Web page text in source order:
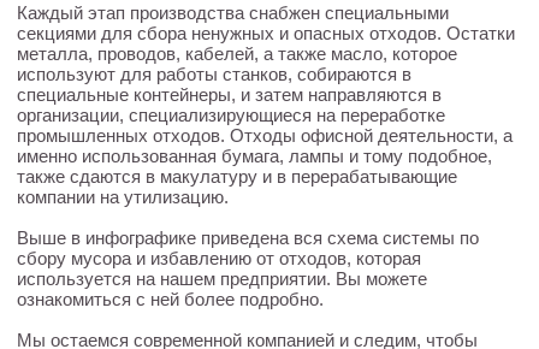
Каждый этап производства снабжен специальными
секциями для сбора ненужных и опасных отходов. Остатки
металла, проводов, кабелей, а также масло, которое
используют для работы станков, собираются в
специальные контейнеры, и затем направляются в
организации, специализирующиеся на переработке
промышленных отходов. Отходы офисной деятельности, а
именно использованная бумага, лампы и тому подобное,
также сдаются в макулатуру и в перерабатывающие
компании на утилизацию.
Выше в инфографике приведена вся схема системы по
сбору мусора и избавлению от отходов, которая
используется на нашем предприятии. Вы можете
ознакомиться с ней более подробно.
Мы остаемся современной компанией и следим, чтобы